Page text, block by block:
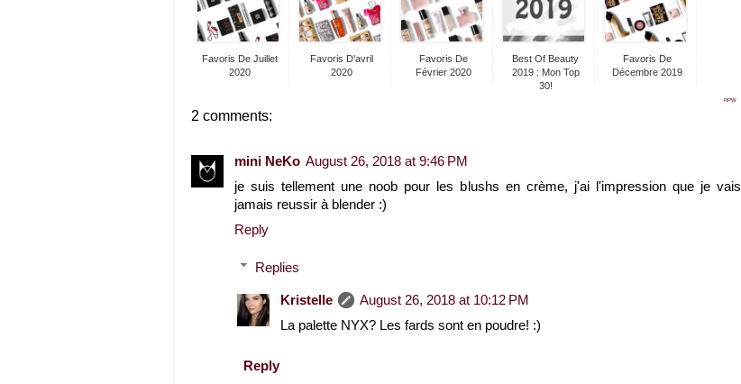
Favoris De Juillet
2020
Favoris D'avril
2020
Favoris De
Février 2020
Best Of Beauty
2019 : Mon Top
30!
Favoris De
Décembre 2019
RPW
2 comments:
mini NeKo August 26, 2018 at 9:46 PM
je suis tellement une noob pour les blushs en crème, j'ai l'impression que je vais
jamais reussir à blender :)
Reply
Replies
Kristelle
August 26, 2018 at 10:12 PM
La palette NYX? Les fards sont en poudre! :)
Reply